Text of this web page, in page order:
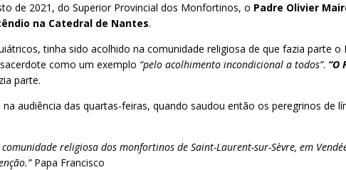
de 2021, do Superior Provincial dos Monfortinos, o Padre Olivier
na Catedral de Nantes.
tinha sido acolhido na comunidade religiosa de que fazia parte o
como um exemplo “pelo acolhimento incondicional a todos”. “O
parte.
audiência das quartas-feiras, quando saudou então os peregrinos de
religiosa dos monfortinos de Saint-Laurent-sur-Sèvre, em
Papa Francisco